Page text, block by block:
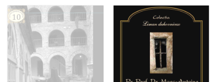
Stoc epuizat Adaugă în coș Wishlist